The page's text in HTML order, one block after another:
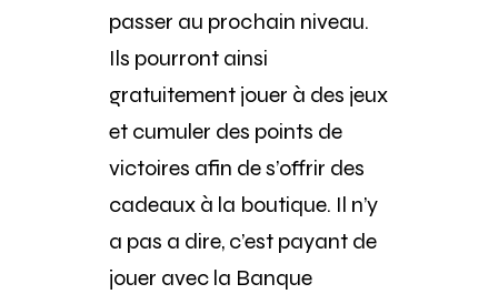
passer au prochain niveau.
Ils pourront ainsi
gratuitement jouer à des jeux
et cumuler des points de
victoires afin de s’offrir des
cadeaux à la boutique. Il n’y
a pas a dire, c’est payant de
jouer avec la Banque